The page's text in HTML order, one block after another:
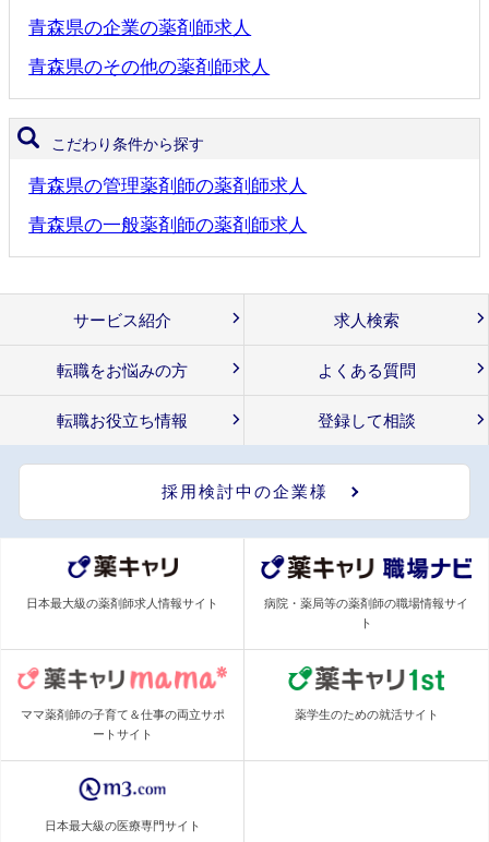
青森県の企業の薬剤師求人
青森県のその他の薬剤師求人
こだわり条件から探す
青森県の管理薬剤師の薬剤師求人
青森県の一般薬剤師の薬剤師求人
サービス紹介 求人検索
転職をお悩みの方 よくある質問
転職お役立ち情報 登録して相談
採用検討中の企業様
日本最大級の薬剤師求人情報サイト
病院・薬局等の薬剤師の職場情報サイ
ト
ママ薬剤師の子育て＆仕事の両立サポ
ートサイト
薬学生のための就活サイト
日本最大級の医療専門サイト